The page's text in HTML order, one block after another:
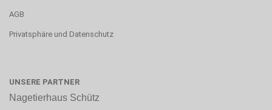
AGB
Privatsphäre und Datenschutz
UNSERE PARTNER
Nagetierhaus Schütz